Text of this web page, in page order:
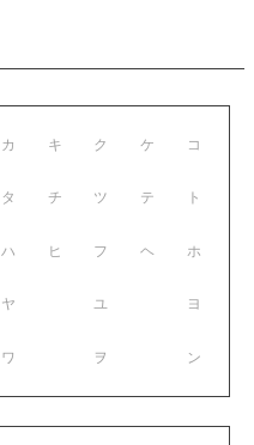
カ キ ク ケ コ
タ チ ツ テ ト
ハ ヒ フ ヘ ホ
ヤ ユ ヨ
ワ ヲ ン